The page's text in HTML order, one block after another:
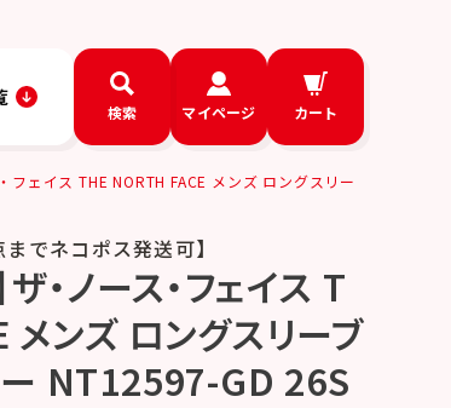
検索 マイページ カート
フェイス THE NORTH FACE メンズ ロングスリー
でネコポス発送可】
・ノース・フェイス T
ンズ ロングスリーブ
NT12597-GD 26S